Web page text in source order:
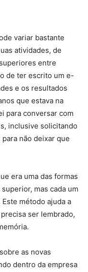
variar bastante
atividades, de
entre
de ter escrito um e-
e os resultados
que estava na
para conversar com
inclusive solicitando
não deixar que
era uma das formas
mas cada um
método ajuda a
ser lembrado,
as novas
dentro da empresa